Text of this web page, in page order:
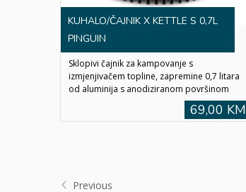
KUHALO/ČAJNIK X KETTLE S 0,7L
PINGUIN
Sklopivi čajnik za kampovanje s
izmjenjivačem topline, zapremine 0,7 litara
od aluminija s anodiziranom površinom
69,00 KM
Previous